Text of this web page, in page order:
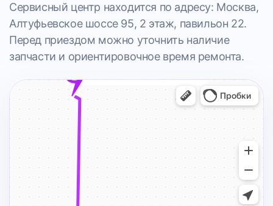
Сервисный центр находится по адресу: Москва,
Алтуфьевское шоссе 95, 2 этаж, павильон 22.
Перед приездом можно уточнить наличие
запчасти и ориентировочное время ремонта.